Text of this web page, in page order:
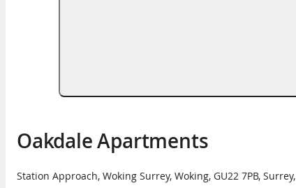
Oakdale Apartments
Station Approach, Woking Surrey, Woking, GU22 7PB, Surrey,